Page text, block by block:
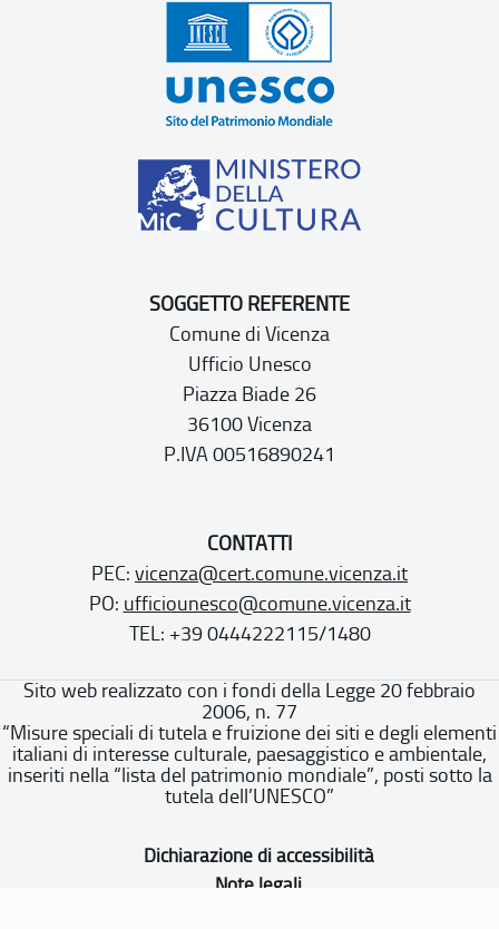
SOGGETTO REFERENTE
Comune di Vicenza
Ufficio Unesco
Piazza Biade 26
36100 Vicenza
P.IVA 00516890241
CONTATTI
PEC: vicenza@cert.comune.vicenza.it
PO: ufficiounesco@comune.vicenza.it
TEL: +39 0444222115/1480
Sito web realizzato con i fondi della Legge 20 febbraio
2006, n. 77
“Misure speciali di tutela e fruizione dei siti e degli elementi
italiani di interesse culturale, paesaggistico e ambientale,
inseriti nella “lista del patrimonio mondiale”, posti sotto la
tutela dell’UNESCO”
Dichiarazione di accessibilità
Note legali